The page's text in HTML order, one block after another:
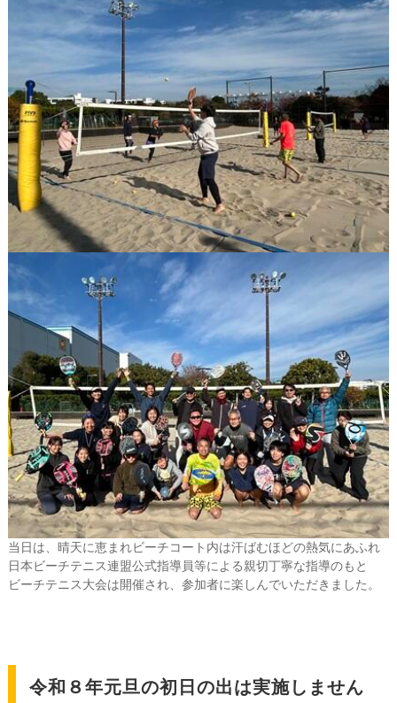
当日は、晴天に恵まれビーチコート内は汗ばむほどの熱気にあふれ
日本ビーチテニス連盟公式指導員等による親切丁寧な指導のもと
ビーチテニス大会は開催され、参加者に楽しんでいただきました。
令和８年元旦の初日の出は実施しません